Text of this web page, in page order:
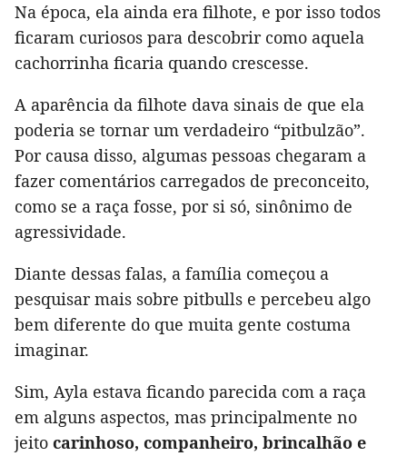
Na época, ela ainda era filhote, e por isso todos
ficaram curiosos para descobrir como aquela
cachorrinha ficaria quando crescesse.
A aparência da filhote dava sinais de que ela
poderia se tornar um verdadeiro “pitbulzão”.
Por causa disso, algumas pessoas chegaram a
fazer comentários carregados de preconceito,
como se a raça fosse, por si só, sinônimo de
agressividade.
Diante dessas falas, a família começou a
pesquisar mais sobre pitbulls e percebeu algo
bem diferente do que muita gente costuma
imaginar.
Sim, Ayla estava ficando parecida com a raça
em alguns aspectos, mas principalmente no
jeito carinhoso, companheiro, brincalhão e